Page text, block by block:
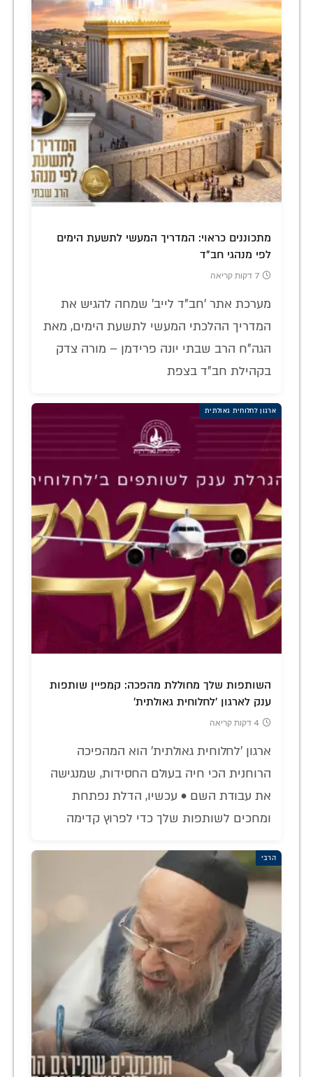
מתכוננים כראוי: המדריך המעשי לתשעת הימים
לפי מנהגי חב"ד
7 דקות קריאה
מערכת אתר 'חב"ד לייב' שמחה להגיש את
המדריך ההלכתי המעשי לתשעת הימים, מאת
הגה"ח הרב שבתי יונה פרידמן – מורה צדק
בקהילת חב"ד בצפת
ארגון לחלוחית גאולתית
השותפות שלך מחוללת מהפכה: קמפיין שותפות
ענק לארגון 'לחלוחית גאולתית'
4 דקות קריאה
ארגון 'לחלוחית גאולתית' הוא המהפיכה
הרוחנית הכי חיה בעולם החסידות, שמנגישה
את עבודת השם • עכשיו, הדלת נפתחת
ומחכים לשותפות שלך כדי לפרוץ קדימה
הרבי